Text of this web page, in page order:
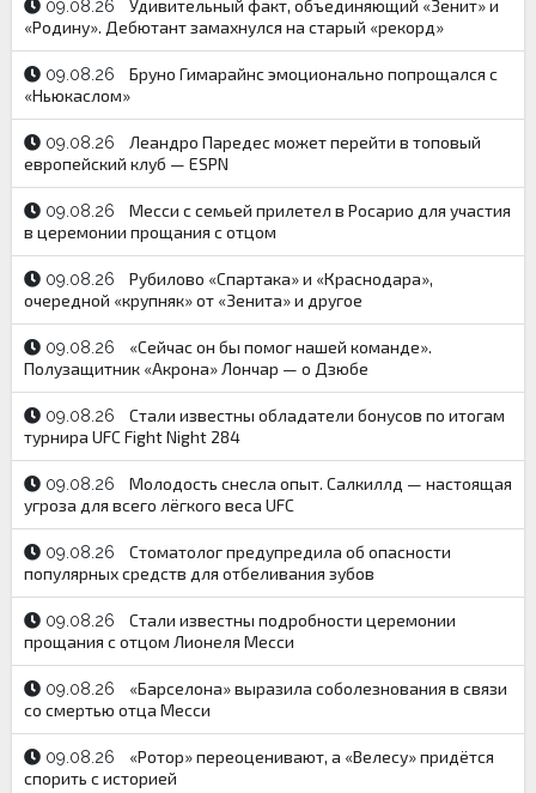
09.08.26
Удивительный факт, объединяющий «Зенит» и
«Родину». Дебютант замахнулся на старый «рекорд»
09.08.26
Бруно Гимарайнс эмоционально попрощался с
«Ньюкаслом»
09.08.26
Леандро Паредес может перейти в топовый
европейский клуб — ESPN
09.08.26
Месси с семьей прилетел в Росарио для участия
в церемонии прощания с отцом
09.08.26
Рубилово «Спартака» и «Краснодара»,
очередной «крупняк» от «Зенита» и другое
09.08.26
«Сейчас он бы помог нашей команде».
Полузащитник «Акрона» Лончар — о Дзюбе
09.08.26
Стали известны обладатели бонусов по итогам
турнира UFC Fight Night 284
09.08.26
Молодость снесла опыт. Салкиллд — настоящая
угроза для всего лёгкого веса UFC
09.08.26
Стоматолог предупредила об опасности
популярных средств для отбеливания зубов
09.08.26
Стали известны подробности церемонии
прощания с отцом Лионеля Месси
09.08.26
«Барселона» выразила соболезнования в связи
со смертью отца Месси
09.08.26
«Ротор» переоценивают, а «Велесу» придётся
спорить с историей